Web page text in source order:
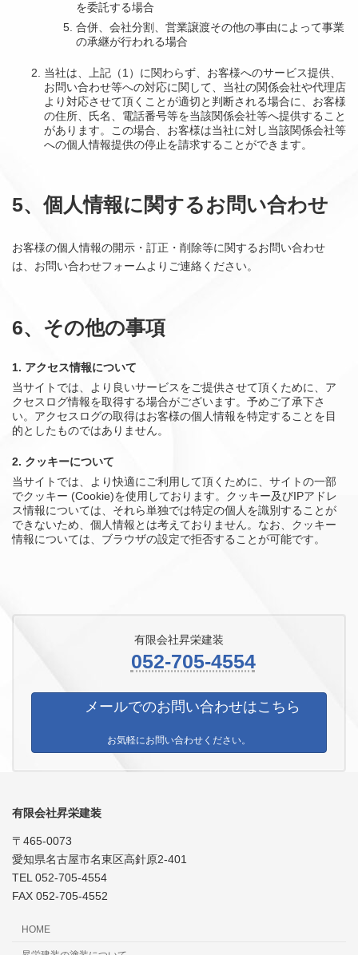
を委託する場合
合併、会社分割、営業譲渡その他の事由によって事業
の承継が行われる場合
当社は、上記（1）に関わらず、お客様へのサービス提供、
お問い合わせ等への対応に関して、当社の関係会社や代理店
より対応させて頂くことが適切と判断される場合に、お客様
の住所、氏名、電話番号等を当該関係会社等へ提供すること
があります。この場合、お客様は当社に対し当該関係会社等
への個人情報提供の停止を請求することができます。
5、個人情報に関するお問い合わせ
お客様の個人情報の開示・訂正・削除等に関するお問い合わせ
は、お問い合わせフォームよりご連絡ください。
6、その他の事項
1. アクセス情報について
当サイトでは、より良いサービスをご提供させて頂くために、ア
クセスログ情報を取得する場合がございます。予めご了承下さ
い。アクセスログの取得はお客様の個人情報を特定することを目
的としたものではありません。
2. クッキーについて
当サイトでは、より快適にご利用して頂くために、サイトの一部
でクッキー (Cookie)を使用しております。クッキー及びIPアドレ
ス情報については、それら単独では特定の個人を識別することが
できないため、個人情報とは考えておりません。なお、クッキー
情報については、ブラウザの設定で拒否することが可能です。
有限会社昇栄建装
052-705-4554
メールでのお問い合わせはこちら
お気軽にお問い合わせください。
有限会社昇栄建装
〒465-0073
愛知県名古屋市名東区高針原2-401
TEL 052-705-4554
FAX 052-705-4552
HOME